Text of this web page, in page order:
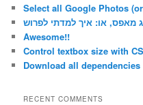
h
Select all Google Photos
מאפס, או: איך למדתי לפרוש
Awesome!!
Control textbox size with
Download all
RECENT COMMENTS